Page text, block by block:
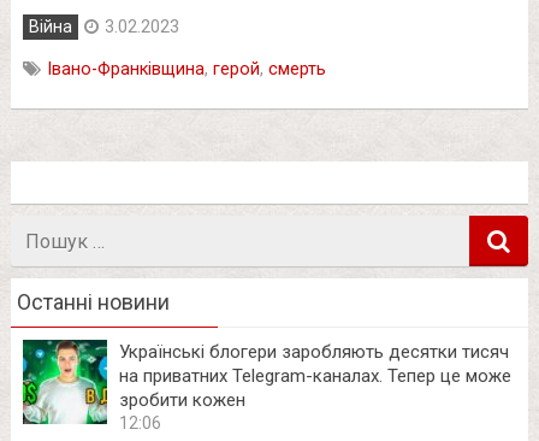
Війна 3.02.2023
Івано-Франківщина, герой, смерть
Останні новини
Українські блогери заробляють десятки тисяч
на приватних Telegram-каналах. Тепер це може
зробити кожен
12:06